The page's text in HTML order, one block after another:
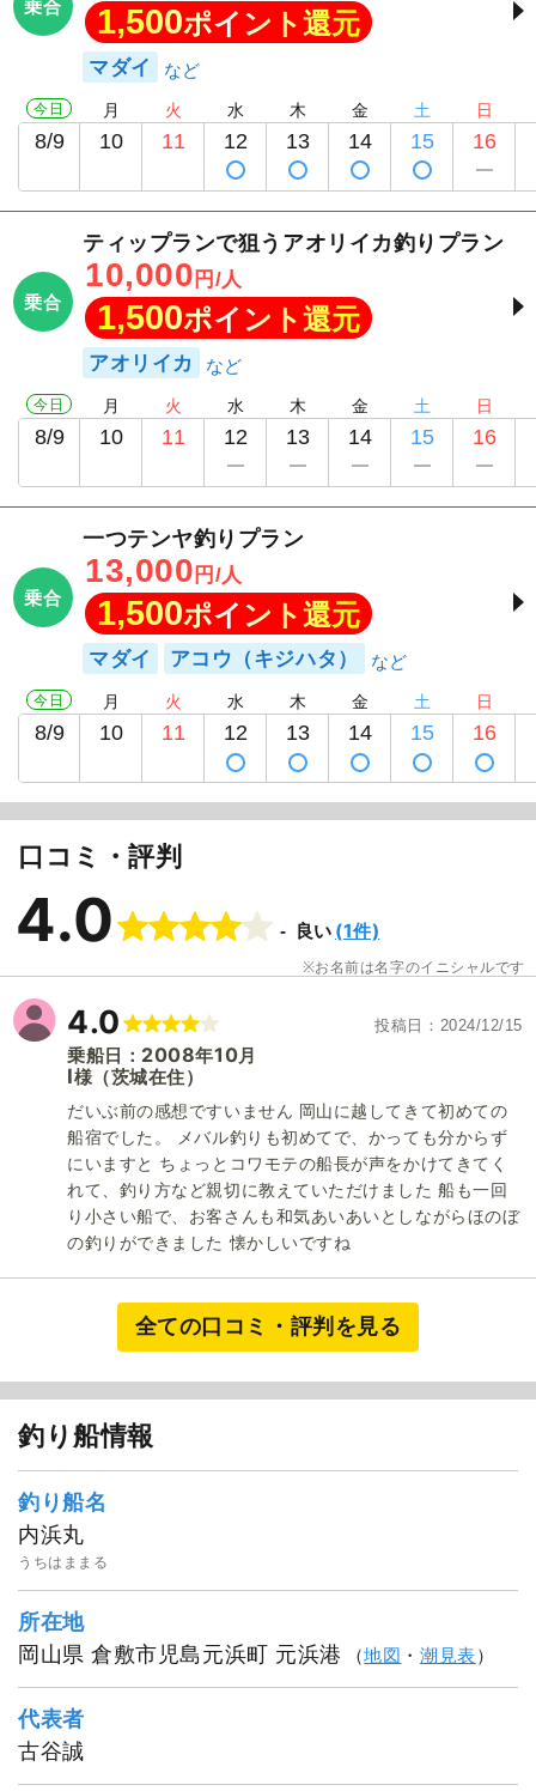
乗合 1,500ポイント還元
マダイ
今日
8/9
月
10
火
11
水
12
木
13
金
14
土
15
日
16
乗合
ティップランで狙うアオリイカ釣りプラン
10,000 円/人
1,500ポイント還元
アオリイカ
今日
8/9
月
10
火
11
水
12
木
13
金
14
土
15
日
16
乗合
一つテンヤ釣りプラン
13,000 円/人
1,500ポイント還元
マダイ アコウ（キジハタ）
今日
8/9
月
10
火
11
水
12
木
13
金
14
土
15
日
16
口コミ・評判
4.0 良い (1件)
お名前は名字のイニシャルです
4.0 投稿日 2024/12/15
乗船日： 2008年10月
I様 （茨城在住）
だいぶ前の感想ですいません 岡山に越してきて初めての
船宿でした。 メバル釣りも初めてで、かっても分からず
にいますと ちょっとコワモテの船長が声をかけてきてく
れて、釣り方など親切に教えていただけました 船も一回
り小さい船で、お客さんも和気あいあいとしながらほのぼ
の釣りができました 懐かしいですね
全ての口コミ・評判を見る
釣り船情報
釣り船名
内浜丸
うちはままる
所在地
岡山県 倉敷市児島元浜町 元浜港
（地図 ・潮見表）
代表者
古谷誠